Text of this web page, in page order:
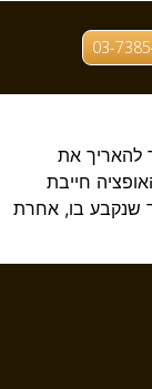
03-
ומה חשוב
להאריך את
חייבת
שנקבע בו, אחרת